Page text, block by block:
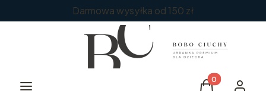
Darmowa wysyłka od 150 zł
Menu Produkty w